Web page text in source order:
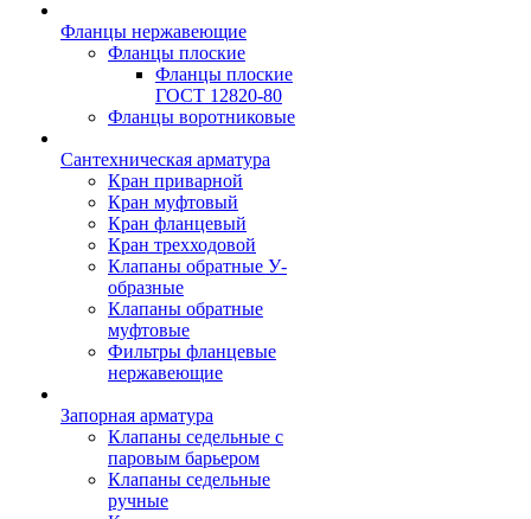
Фланцы нержавеющие
Фланцы плоские
Фланцы плоские
ГОСТ 12820-80
Фланцы воротниковые
Сантехническая арматура
Кран приварной
Кран муфтовый
Кран фланцевый
Кран трехходовой
Клапаны обратные У-
образные
Клапаны обратные
муфтовые
Фильтры фланцевые
нержавеющие
Запорная арматура
Клапаны седельные с
паровым барьером
Клапаны седельные
ручные